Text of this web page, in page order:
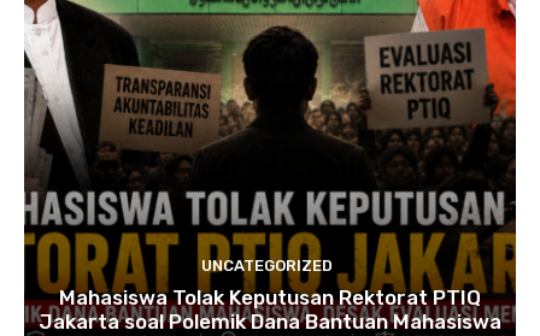
UNCATEGORIZED
Mahasiswa Tolak Keputusan Rektorat PTIQ
Jakarta soal Polemik Dana Bantuan Mahasiswa